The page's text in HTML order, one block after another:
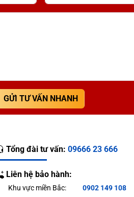
GỬI TƯ VẤN NHANH
Tổng đài tư vấn: 09666 23 666
Liên hệ bảo hành:
Khu vực miền Bắc:
0902 149 108